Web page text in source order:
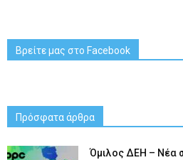
Βρείτε μας στο Facebook
Πρόσφατα άρθρα
Όμιλος ΔΕΗ – Νέα